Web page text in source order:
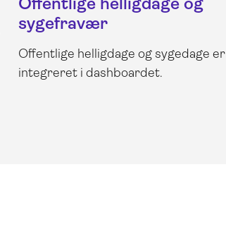
sygefravær
Offentlige helligdage og sygedage er
integreret i dashboardet.